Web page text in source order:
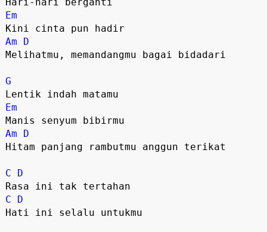
Em
Am
D
Melihatmu, memandangmu bagai bidadari
G
Em
Am
D
Hitam panjang rambutmu anggun terikat
C
D
C
D
Hati ini selalu untukmu